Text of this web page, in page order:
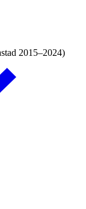
2015–2024)